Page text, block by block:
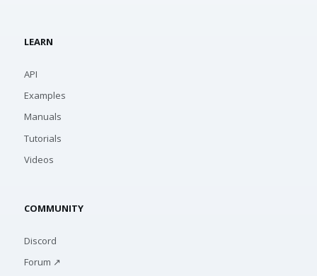
LEARN
API
Examples
Manuals
Tutorials
Videos
COMMUNITY
Discord
Forum ↗